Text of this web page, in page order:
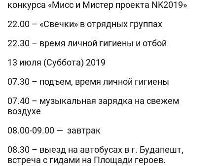
конкурса «Мисс и Мистер проекта NK2019»
22.00 – «Свечки» в отрядных группах
22.30 – время личной гигиены и отбой
13 июля (Суббота) 2019
07.30 – подъем, время личной гигиены
07.40 – музыкальная зарядка на свежем
воздухе
08.00-09.00 — завтрак
08.30 – выезд на автобусах в г. Будапешт,
встреча с гидами на Площади героев.